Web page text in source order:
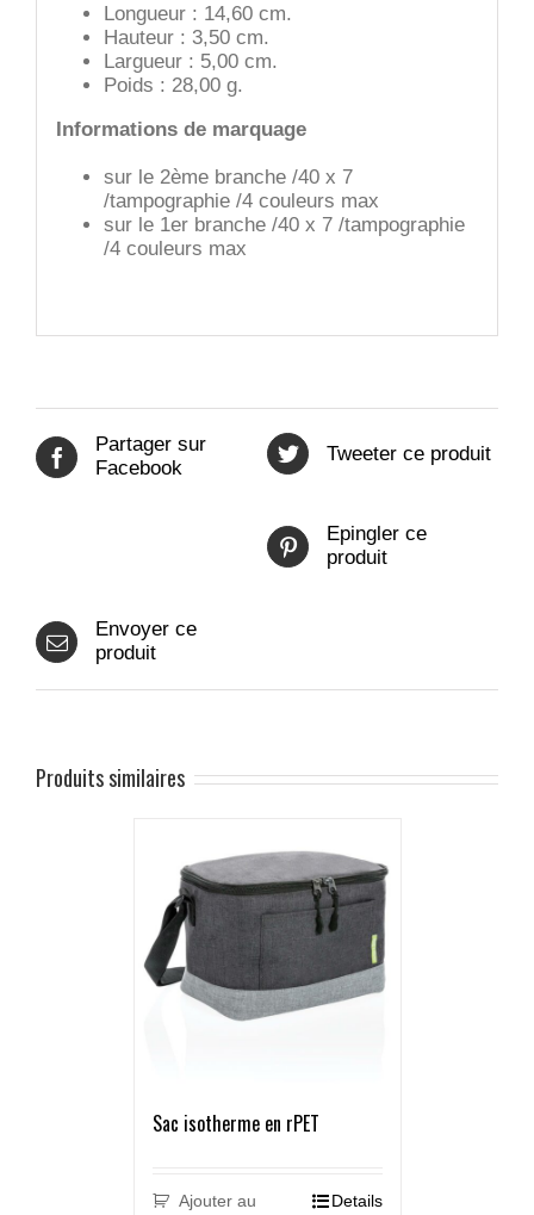
Longueur : 14,60 cm.
Hauteur : 3,50 cm.
Largueur : 5,00 cm.
Poids : 28,00 g.
Informations de marquage
sur le 2ème branche /40 x 7
/tampographie /4 couleurs max
sur le 1er branche /40 x 7 /tampographie
/4 couleurs max
Partager sur
Facebook
Tweeter ce produit
Epingler ce
produit
Envoyer ce
produit
Produits similaires
Sac isotherme en rPET
Ajouter au
Details